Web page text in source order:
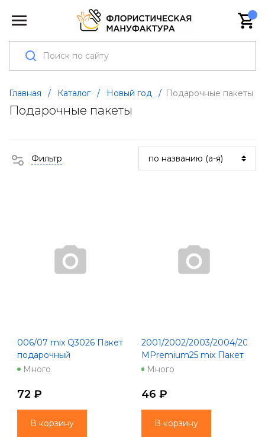
Главная / Каталог / Новый год / Подарочные пакеты
Подарочные пакеты
Фильтр
006/07 mix Q3026 Пакет
подарочный
(300*300*100)
Много
72 ₽
В корзину
2001/2002/2003/2004/2005
MPremium25 mix Пакет
подарочный(180*227*100)
Много
46 ₽
В корзину